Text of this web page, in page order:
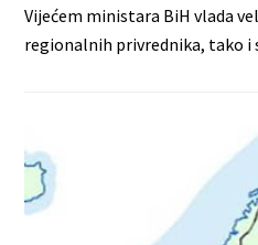
Vijećem ministara BiH vlada
regionalnih privrednika, tako